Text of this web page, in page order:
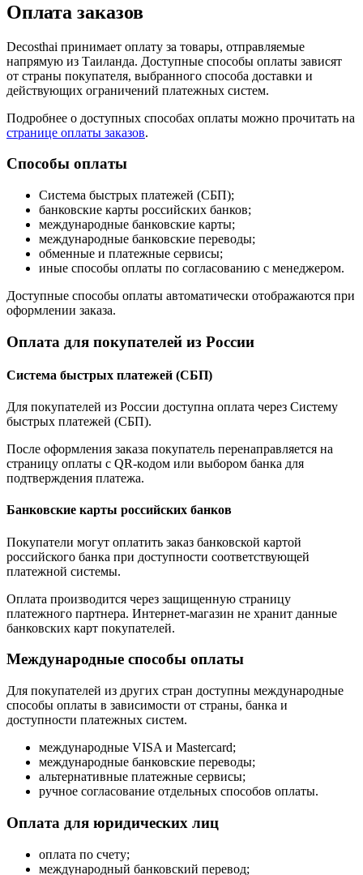
Оплата заказов
Decosthai принимает оплату за товары, отправляемые
напрямую из Таиланда. Доступные способы оплаты зависят
от страны покупателя, выбранного способа доставки и
действующих ограничений платежных систем.
Подробнее о доступных способах оплаты можно прочитать на
странице оплаты заказов.
Способы оплаты
Система быстрых платежей (СБП);
банковские карты российских банков;
международные банковские карты;
международные банковские переводы;
обменные и платежные сервисы;
иные способы оплаты по согласованию с менеджером.
Доступные способы оплаты автоматически отображаются при
оформлении заказа.
Оплата для покупателей из России
Система быстрых платежей (СБП)
Для покупателей из России доступна оплата через Систему
быстрых платежей (СБП).
После оформления заказа покупатель перенаправляется на
страницу оплаты с QR-кодом или выбором банка для
подтверждения платежа.
Банковские карты российских банков
Покупатели могут оплатить заказ банковской картой
российского банка при доступности соответствующей
платежной системы.
Оплата производится через защищенную страницу
платежного партнера. Интернет-магазин не хранит данные
банковских карт покупателей.
Международные способы оплаты
Для покупателей из других стран доступны международные
способы оплаты в зависимости от страны, банка и
доступности платежных систем.
международные VISA и Mastercard;
международные банковские переводы;
альтернативные платежные сервисы;
ручное согласование отдельных способов оплаты.
Оплата для юридических лиц
оплата по счету;
международный банковский перевод;